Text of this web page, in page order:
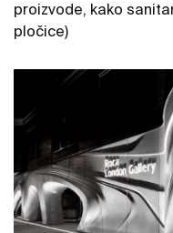
proizvode, kako
pločice)